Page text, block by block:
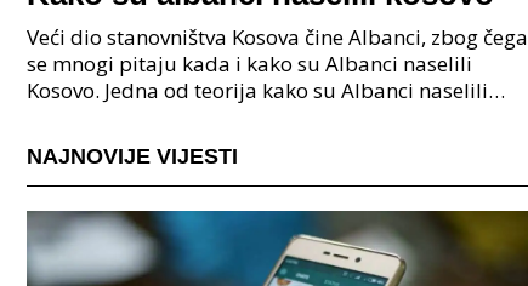
Veći dio stanovništva Kosova čine Albanci, zbog čega
se mnogi pitaju kada i kako su Albanci naselili
Kosovo. Jedna od teorija kako su Albanci naselili
NAJNOVIJE VIJESTI